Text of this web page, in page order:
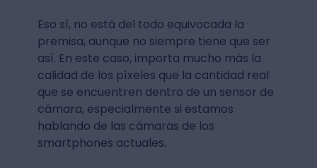
Eso sí, no está del todo equivocada la
premisa, aunque no siempre tiene que ser
así. En este caso, importa mucho más la
calidad de los píxeles que la cantidad real
que se encuentren dentro de un sensor de
cámara, especialmente si estamos
hablando de las cámaras de los
smartphones actuales.